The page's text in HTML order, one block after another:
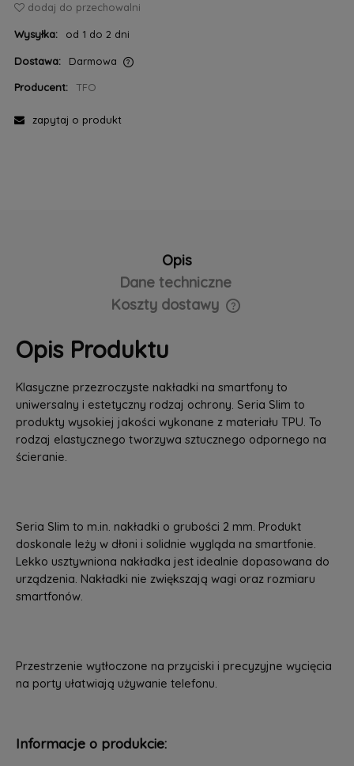
dodaj do przechowalni
Wysyłka: od 1 do 2 dni
Dostawa:
Darmowa
Producent:
TFO
zapytaj o produkt
Opis
Dane techniczne
Koszty dostawy
Cena nie zawiera ewentualnych kosztów płatności
Opis Produktu
Klasyczne przezroczyste nakładki na smartfony to
uniwersalny i estetyczny rodzaj ochrony. Seria Slim to
produkty wysokiej jakości wykonane z materiału TPU. To
rodzaj elastycznego tworzywa sztucznego odpornego na
ścieranie.
Seria Slim to m.in. nakładki o grubości 2 mm. Produkt
doskonale leży w dłoni i solidnie wygląda na smartfonie.
Lekko usztywniona nakładka jest idealnie dopasowana do
urządzenia. Nakładki nie zwiększają wagi oraz rozmiaru
smartfonów.
Przestrzenie wytłoczone na przyciski i precyzyjne wycięcia
na porty ułatwiają używanie telefonu.
Informacje o produkcie: